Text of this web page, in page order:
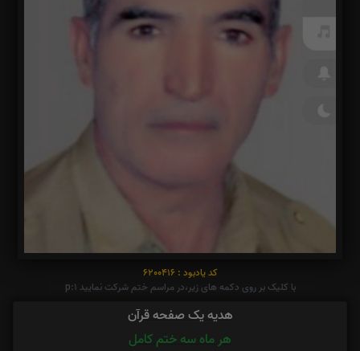
کد یادبود : 6200416
با کلیک بر روی دکمه های زیر،در مراسم ختم شرکت نمایید p:1
هدیه یک صفحه قرآن
هر ماه سه ختم کامل